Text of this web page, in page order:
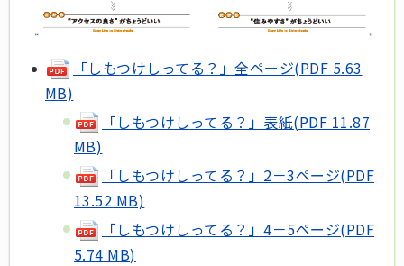
「しもつけしってる？」全ページ(PDF 5.63
MB)
「しもつけしってる？」表紙(PDF 11.87
MB)
「しもつけしってる？」2－3ページ(PDF
13.52 MB)
「しもつけしってる？」4－5ページ(PDF
5.74 MB)